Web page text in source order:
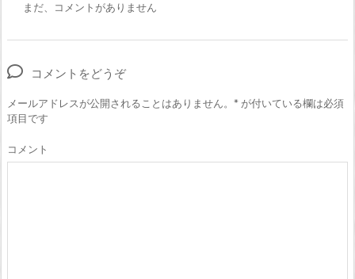
まだ、コメントがありません
コメントをどうぞ
メールアドレスが公開されることはありません。 *が付いている欄は必須
項目です
コメント